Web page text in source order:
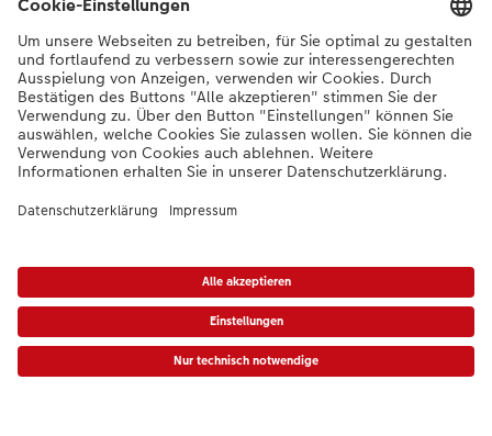
Bei Fragen zu Produkten oder der Bestellung können Sie uns gerne von
Montag bis Samstag von 8:00 – 20:00 Uhr und Sonntag von 10:00 –
20:00 Uhr (gesetzliche Feiertage ausgenommen) unter der
Telefonnummer044 499 01 21kontaktieren.
DE |FR|IT
* Die UVP gelten inkl. MWST zzgl. Versandkosten (ggf. auch bei Filialabholung) gem.
PreislisteDas abgebildete Produkt hat ggfs. einen höheren Preis.
Datenschutz|Impressum